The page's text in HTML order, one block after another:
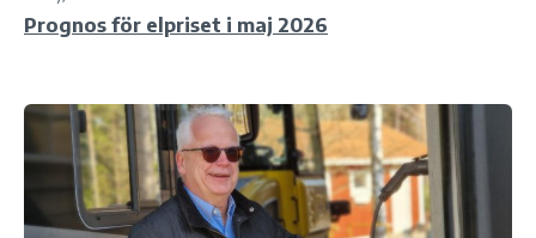
Prognos för elpriset i maj 2026